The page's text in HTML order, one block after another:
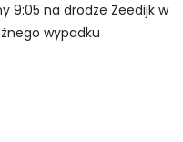
9:05 na drodze Zeedijk w
wypadku